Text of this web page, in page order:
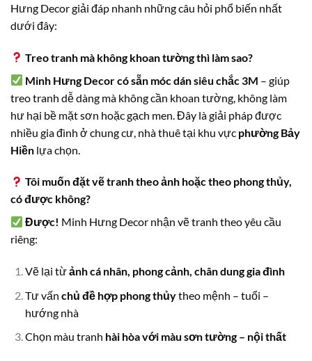
Hưng Decor giải đáp nhanh những câu hỏi phổ biến nhất
dưới đây:
Treo tranh mà không khoan tường thì làm sao?
Minh Hưng Decor có sẵn móc dán siêu chắc 3M – giúp
treo tranh dễ dàng mà không cần khoan tường, không làm
hư hại bề mặt sơn hoặc gạch men. Đây là giải pháp được
nhiều gia đình ở chung cư, nhà thuê tại khu vực phường Bảy
Hiền lựa chọn.
Tôi muốn đặt vẽ tranh theo ảnh hoặc theo phong thủy,
có được không?
Được! Minh Hưng Decor nhận vẽ tranh theo yêu cầu
riêng:
Vẽ lại từảnh cá nhân, phong cảnh, chân dung gia đình
Tư vấn chủ đề hợp phong thủytheo mệnh – tuổi –
hướng nhà
Chọn màu tranh hài hòa với màu sơn tường – nội thất